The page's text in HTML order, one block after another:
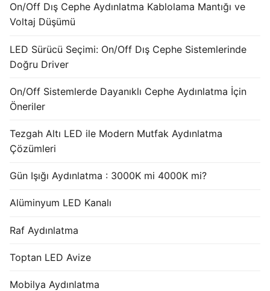
On/Off Dış Cephe Aydınlatma Kablolama Mantığı ve
Voltaj Düşümü
LED Sürücü Seçimi: On/Off Dış Cephe Sistemlerinde
Doğru Driver
On/Off Sistemlerde Dayanıklı Cephe Aydınlatma İçin
Öneriler
Tezgah Altı LED ile Modern Mutfak Aydınlatma
Çözümleri
Gün Işığı Aydınlatma : 3000K mi 4000K mi?
Alüminyum LED Kanalı
Raf Aydınlatma
Toptan LED Avize
Mobilya Aydınlatma